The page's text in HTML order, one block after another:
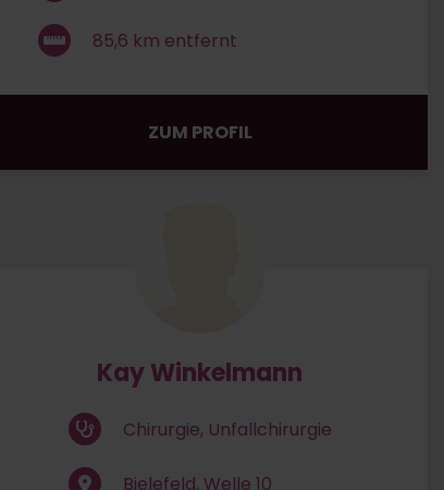
85,6 km entfernt
ZUM PROFIL
Kay Winkelmann
Chirurgie, Unfallchirurgie
Bielefeld, Welle 10